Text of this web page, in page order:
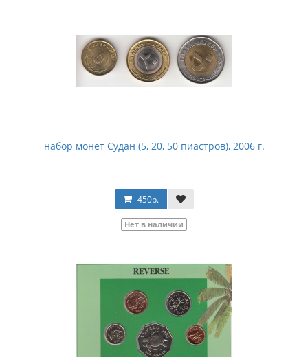
набор монет Судан (5, 20, 50 пиастров), 2006 г.
450р.
Нет в наличии